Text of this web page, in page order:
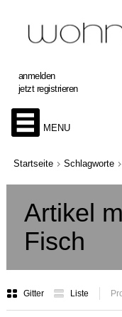
anmelden
jetzt registrieren
MENU
Startseite Schlagworte
Artikel
Fisch
Gitter Liste